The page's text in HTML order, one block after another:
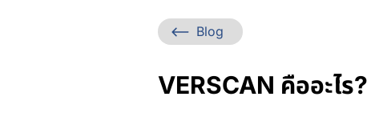
Blog
VERSCAN คืออะไร?